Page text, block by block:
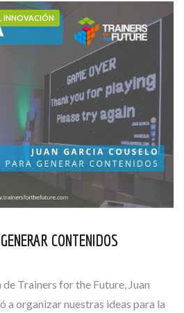
INNOVACIÓN
CONTENIDOS
Trainers for the Future, Juan
a organizar nuestras ideas para la